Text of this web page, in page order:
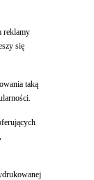
reklamy
się
taką